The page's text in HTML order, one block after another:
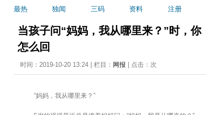
最热
独闻 三码 资料 注册
当孩子问“妈妈，我从哪里来？”时，你
怎么回
时间：2019-10-20 13:24 | 栏目： 网报 | 点击： 次
“妈妈，我从哪里来？”